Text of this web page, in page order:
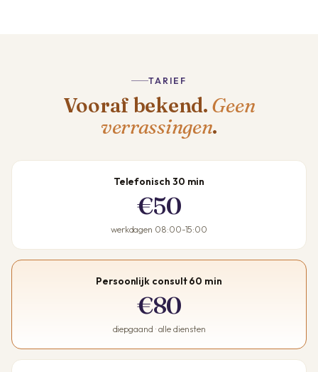
TARIEF
Vooraf bekend. Geen
verrassingen.
Telefonisch 30 min
€50
werkdagen 08:00-15:00
Persoonlijk consult 60 min
€80
diepgaand · alle diensten